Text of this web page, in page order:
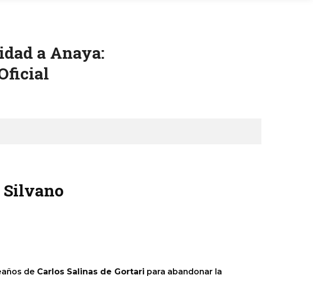
a Anaya:
Silvano
de Carlos Salinas de Gortari para abandonar la